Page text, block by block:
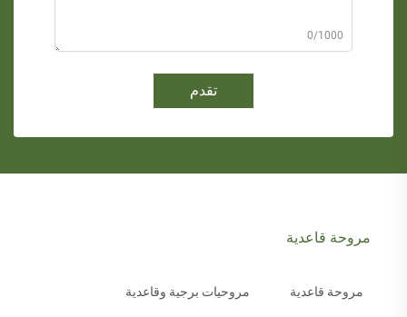
0/1000
تقدم
مروحة قاعدية
مروحة قاعدية مروحيات برجية وقاعدية